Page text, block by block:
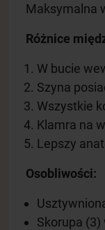
Maksymalna
Różnice
W bucie
Szyna
Wszystkie
Klamra na
Lepszy
Osobliwości:
Skorupa